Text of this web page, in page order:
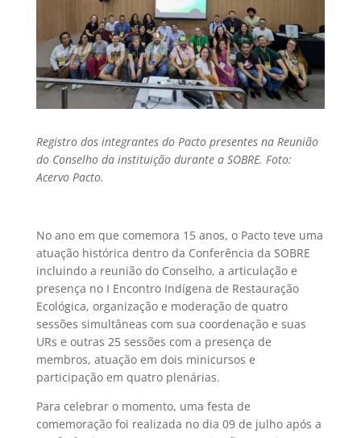
Registro dos integrantes do Pacto presentes na Reunião
do Conselho da instituição durante a SOBRE. Foto:
Acervo Pacto.
No ano em que comemora 15 anos, o Pacto teve uma
atuação histórica dentro da Conferência da SOBRE
incluindo a reunião do Conselho, a articulação e
presença no I Encontro Indígena de Restauração
Ecológica, organização e moderação de quatro
sessões simultâneas com sua coordenação e suas
URs e outras 25 sessões com a presença de
membros, atuação em dois minicursos e
participação em quatro plenárias.
Para celebrar o momento, uma festa de
comemoração foi realizada no dia 09 de julho após a